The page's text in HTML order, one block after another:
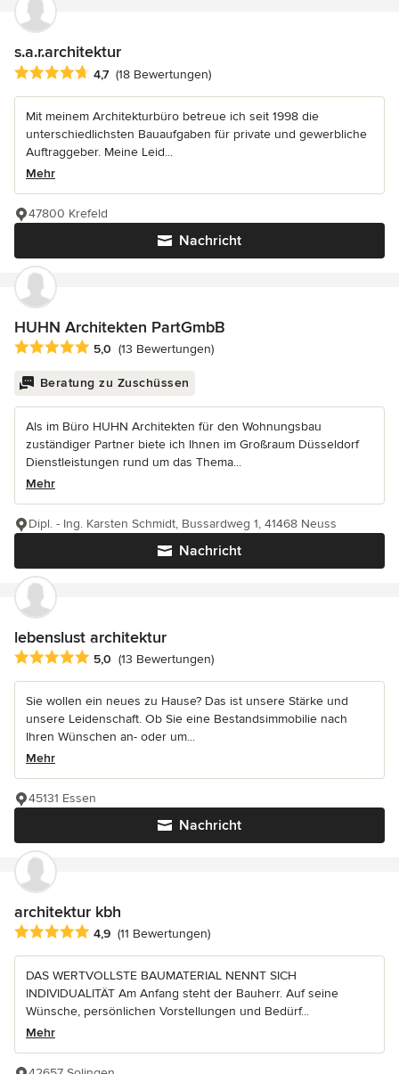
s.a.r.architektur
Durchschnittliche Bewertung: 4.7 von 5 Sternen
4,7 (18 Bewertungen)
Mit meinem Architekturbüro betreue ich seit 1998 die
unterschiedlichsten Bauaufgaben für private und gewerbliche
Auftraggeber. Meine Leid...
Mehr
Nachricht
47800 Krefeld
HUHN Architekten PartGmbB
Durchschnittliche Bewertung: 5 von 5 Sternen
5,0 (13 Bewertungen)
Beratung zu Zuschüssen
Als im Büro HUHN Architekten für den Wohnungsbau
zuständiger Partner biete ich Ihnen im Großraum Düsseldorf
Dienstleistungen rund um das Thema...
Mehr
Nachricht
Dipl. - Ing. Karsten Schmidt, Bussardweg 1, 41468 Neuss
lebenslust architektur
Durchschnittliche Bewertung: 5 von 5 Sternen
5,0 (13 Bewertungen)
Sie wollen ein neues zu Hause? Das ist unsere Stärke und
unsere Leidenschaft. Ob Sie eine Bestandsimmobilie nach
Ihren Wünschen an- oder um...
Mehr
Nachricht
45131 Essen
architektur kbh
Durchschnittliche Bewertung: 4.9 von 5 Sternen
4,9 (11 Bewertungen)
DAS WERTVOLLSTE BAUMATERIAL NENNT SICH
INDIVIDUALITÄT Am Anfang steht der Bauherr. Auf seine
Wünsche, persönlichen Vorstellungen und Bedürf...
Mehr